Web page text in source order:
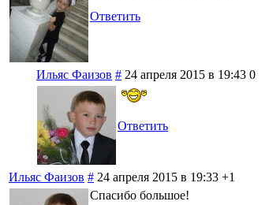
Ответить
Ильяс Фаизов # 24 апреля 2015 в 19:43 0
Ответить
Ильяс Фаизов # 24 апреля 2015 в 19:33 +1
Спасибо большое!